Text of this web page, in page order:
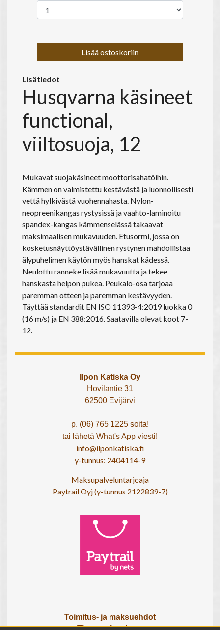
Lisää ostoskoriin
Lisätiedot
Husqvarna käsineet
functional,
viiltosuoja, 12
Mukavat suojakäsineet moottorisahatöihin.
Kämmen on valmistettu kestävästä ja luonnollisesti
vettä hylkivästä vuohennahasta. Nylon-
neopreenikangas rystysissä ja vaahto-laminoitu
spandex-kangas kämmenselässä takaavat
maksimaalisen mukavuuden. Etusormi, jossa on
kosketusnäyttöystävällinen rystynen mahdollistaa
älypuhelimen käytön myös hanskat kädessä.
Neulottu ranneke lisää mukavuutta ja tekee
hanskasta helpon pukea. Peukalo-osa tarjoaa
paremman otteen ja paremman kestävyyden.
Täyttää standardit EN ISO 11393-4:2019 luokka 0
(16 m/s) ja EN 388:2016. Saatavilla olevat koot 7-
12.
Ilpon Katiska Oy
Hovilantie 31
62500 Evijärvi
p. (06) 765 1225 soita!
tai lähetä What's App viesti!
info@ilponkatiska.fi
y-tunnus: 2404114-9
Maksupalveluntarjoaja
Paytrail Oyj (y-tunnus 2122839-7)
Toimitus- ja maksuehdot
Tietosuojaseloste